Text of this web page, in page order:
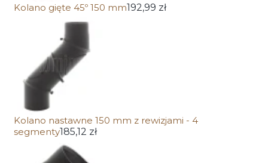
Kolano gięte 45º 150 mm192,99 zł
Kolano nastawne 150 mm z rewizjami - 4
segmenty185,12 zł